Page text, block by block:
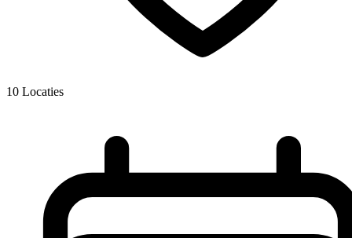
10 Locaties